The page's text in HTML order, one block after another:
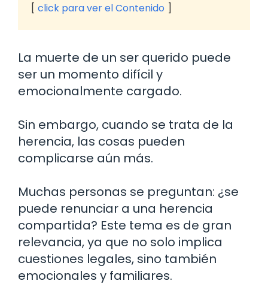
click para ver el Contenido
La muerte de un ser querido puede
ser un momento difícil y
emocionalmente cargado.
Sin embargo, cuando se trata de la
herencia, las cosas pueden
complicarse aún más.
Muchas personas se preguntan: ¿se
puede renunciar a una herencia
compartida? Este tema es de gran
relevancia, ya que no solo implica
cuestiones legales, sino también
emocionales y familiares.